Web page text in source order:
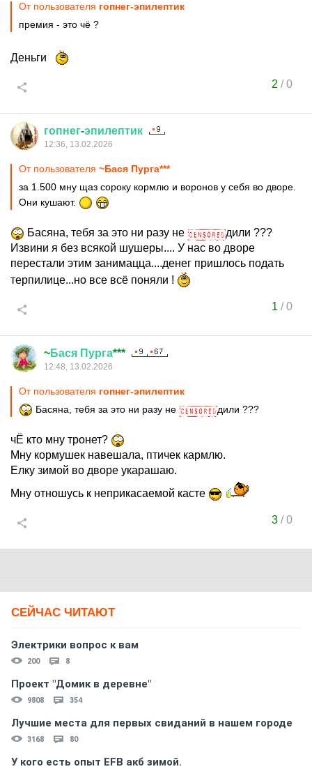
От пользователя гопнег-эпилептик
премия - это чё ?
Деньги
2 /0
гопнег-эпилептик
12:36, 13.02.2026
От пользователя ~Бася Пурга***
за 1.500 мну щаз сороку кормлю и воронов у себя во дворе.
Они кушают.
Басяна, тебя за это ни разу не
дили ???
Извини я без всякой шушеры.... У нас во дворе
перестали этим занимацца....денег пришлось подать
терпилице...но все всё поняли !
1 /0
~Бася Пурга***
12:48, 13.02.2026
От пользователя гопнег-эпилептик
Басяна, тебя за это ни разу не
дили ???
чЁ кто мну тронет?
Мну кормушек навешала, птичек кармлю.
Елку зимой во дворе укарашаю.
Мну отношусь к неприкасаемой касте
3/0
СЕЙЧАС ЧИТАЮТ
Электрики вопрос к вам
200 8
Проект "Домик в деревне"
9808 354
Лучшие места для первых свиданий в нашем городе
3168 80
У кого есть опыт EFB акб зимой.